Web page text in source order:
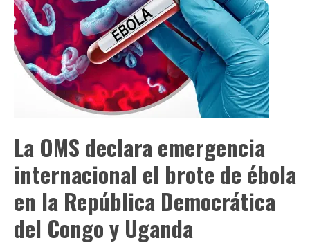
La OMS declara emergencia
internacional el brote de ébola
en la República Democrática
del Congo y Uganda